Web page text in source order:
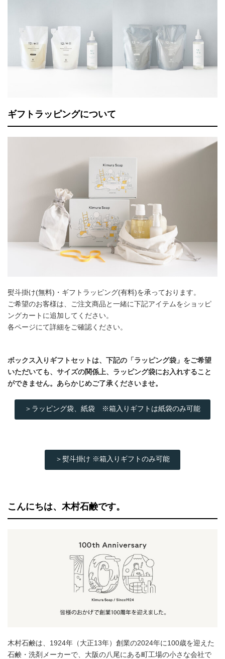
ギフトラッピングについて
熨斗掛け(無料)・ギフトラッピング(有料)を承っております。
ご希望のお客様は、ご注文商品と一緒に下記アイテムをショッピ
ングカートに追加してください。
各ページにて詳細をご確認ください。
ボックス入りギフトセットは、下記の「ラッピング袋」をご希望
いただいても、サイズの関係上、ラッピング袋にお入れすること
ができません。あらかじめご了承くださいませ。
＞ラッピング袋、紙袋 ※箱入りギフトは紙袋のみ可能
＞熨斗掛け ※箱入りギフトのみ可能
こんにちは、木村石鹸です。
木村石鹸は、1924年（大正13年）創業の2024年に100歳を迎えた
石鹸・洗剤メーカーで、大阪の八尾にある町工場の小さな会社で